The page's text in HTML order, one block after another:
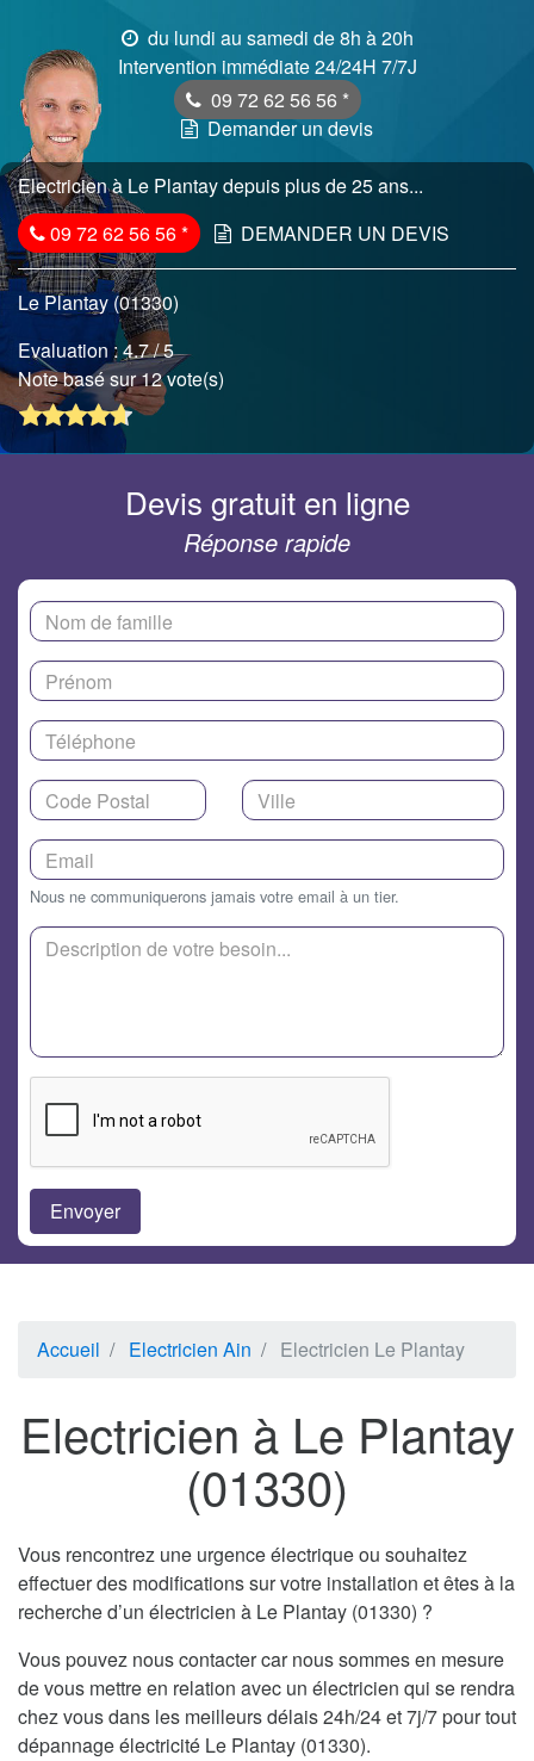
du lundi au samedi de 8h à 20h
Intervention immédiate 24/24H 7/7J
09 72 62 56 56 *
Demander un devis
Electricien à Le Plantay depuis plus de 25 ans...
09 72 62 56 56* DEMANDER UN DEVIS
Le Plantay (01330)
Evaluation :4.7/ 5
Note basé sur 12 vote(s)
Devis gratuit en ligne
Réponse rapide
Nous ne communiquerons jamais votre email à un tier.
Accueil Electricien Ain Electricien Le Plantay
Electricien à Le Plantay
(01330)
Vous rencontrez une urgence électrique ou souhaitez
effectuer des modifications sur votre installation et êtes à la
recherche d’un électricien à Le Plantay (01330) ?
Vous pouvez nous contacter car nous sommes en mesure
de vous mettre en relation avec un électricien qui se rendra
chez vous dans les meilleurs délais 24h/24 et 7j/7 pour tout
dépannage électricité Le Plantay (01330).